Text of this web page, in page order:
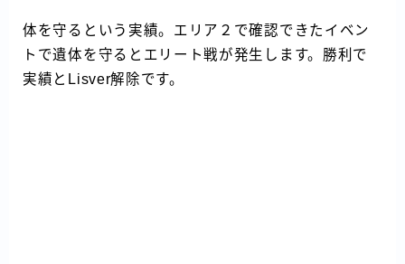
体を守るという実績。エリア２で確認できたイベン
トで遺体を守るとエリート戦が発生します。勝利で
実績とLisver解除です。